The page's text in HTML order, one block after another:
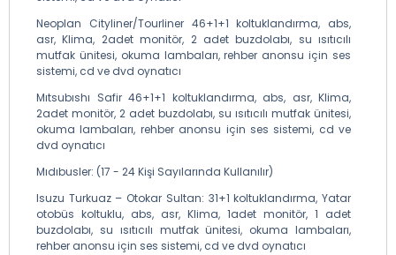
Neoplan Cityliner/Tourliner 46+1+1 koltuklandırma, abs,
asr, Klima, 2adet monitör, 2 adet buzdolabı, su ısıtıcılı
mutfak ünitesi, okuma lambaları, rehber anonsu için ses
sistemi, cd ve dvd oynatıcı
Mıtsubıshı Safir 46+1+1 koltuklandırma, abs, asr, Klima,
2adet monitör, 2 adet buzdolabı, su ısıtıcılı mutfak ünitesi,
okuma lambaları, rehber anonsu için ses sistemi, cd ve
dvd oynatıcı
Mıdıbusler: (17 - 24 Kişi Sayılarında Kullanılır)
Isuzu Turkuaz – Otokar Sultan: 31+1 koltuklandırma, Yatar
otobüs koltuklu, abs, asr, Klima, 1adet monitör, 1 adet
buzdolabı, su ısıtıcılı mutfak ünitesi, okuma lambaları,
rehber anonsu için ses sistemi, cd ve dvd oynatıcı